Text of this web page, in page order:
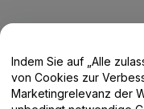
Hilfe-Center /
Indem Sie auf „Alle
von Cookies zur
Marketingrelevanz der Website zu.